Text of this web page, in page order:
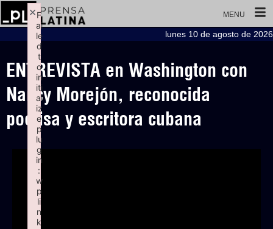
MENU
lunes 10 de agosto de 2026
ENTREVISTA en Washington con
Nancy Morejón, reconocida
poetisa y escritora cubana
F
ai
le
d
t
o
in
iti
al
iz
e
p
lu
g
in
:
w
p
li
n
k
×